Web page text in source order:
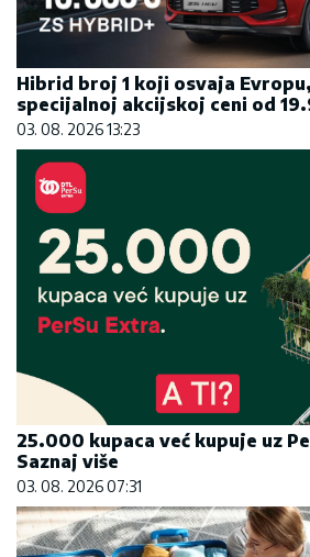
Hibrid broj 1 koji osvaja
specijalnoj akcijskoj ceni od
03. 08. 2026 13:23
25.000 kupaca već kupuje uz
Saznaj više
03. 08. 2026 07:31